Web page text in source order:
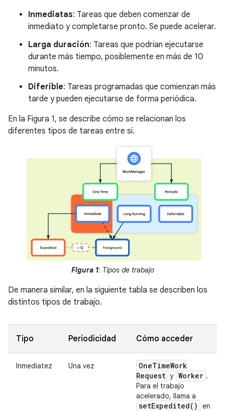
Inmediatas: Tareas que deben comenzar de
inmediato y completarse pronto. Se puede acelerar.
Larga duración: Tareas que podrían ejecutarse
durante más tiempo, posiblemente en más de 10
minutos.
Diferible: Tareas programadas que comienzan más
tarde y pueden ejecutarse de forma periódica.
En la Figura 1, se describe cómo se relacionan los
diferentes tipos de tareas entre sí.
Figura 1: Tipos de trabajo
De manera similar, en la siguiente tabla se describen los
distintos tipos de trabajo.
Tipo Periodicidad Cómo acceder
Inmediatez Una vez OneTimeWork
Request y Worker .
Para el trabajo
acelerado, llama a
setExpedited( )
en